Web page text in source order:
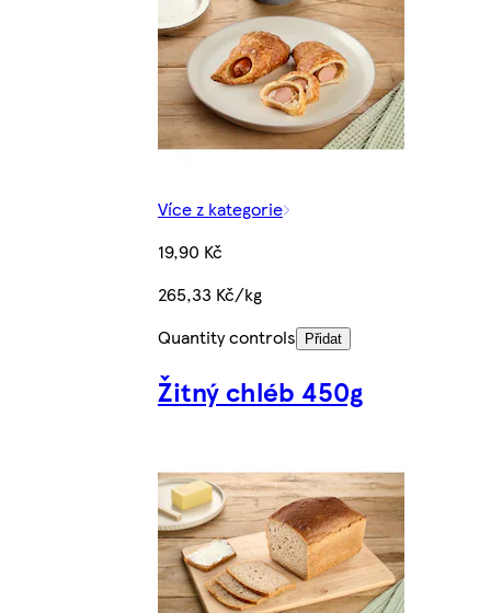
Více z kategorie
19,90 Kč
265,33 Kč/kg
Quantity controls
Přidat
Žitný chléb 450g